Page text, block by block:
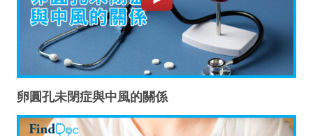
卵圓孔未閉症與中風的關係